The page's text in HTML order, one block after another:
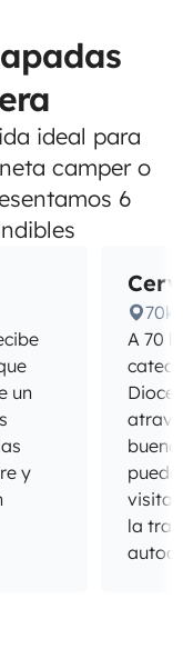
ideal para
camper o
6
un
y
A 70
visitar
la